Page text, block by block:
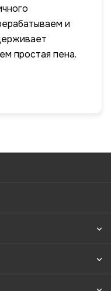
и
простая пена.